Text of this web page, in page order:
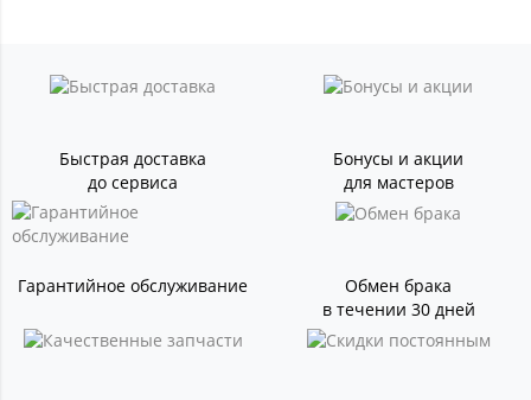
Быстрая доставка
до сервиса
Бонусы и акции
для мастеров
Гарантийное обслуживание
Обмен брака
в течении 30 дней